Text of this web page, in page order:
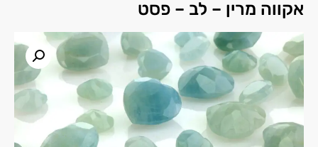
אקווה מרין – לב – פסט